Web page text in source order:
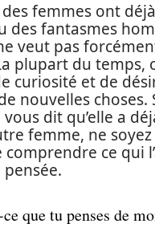
femmes ont
des fantasmes
veut pas
plupart du temps,
curiosité et de
nouvelles choses.
dit qu’elle a
femme, ne
comprendre ce qui
que tu penses de